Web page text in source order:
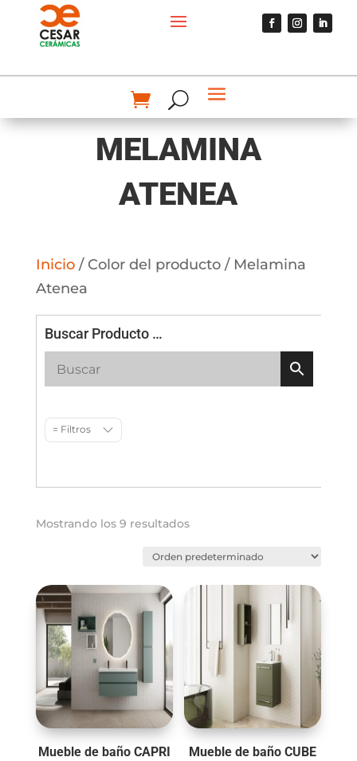
MELAMINA
ATENEA
Inicio/ Color del producto / Melamina
Atenea
Buscar Producto …
= Filtros
Mostrando los 9 resultados
Mueble de baño CAPRI Mueble de baño CUBE